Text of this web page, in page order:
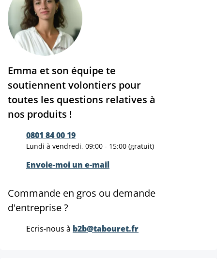
Emma et son équipe te
soutiennent volontiers pour
toutes les questions relatives à
nos produits !
0801 84 00 19
Lundi à vendredi, 09:00 - 15:00 (gratuit)
Envoie-moi un e-mail
Commande en gros ou demande
d'entreprise ?
Ecris-nous à b2b@tabouret.fr